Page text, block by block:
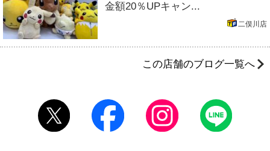
金額20％UPキャン...
二俣川店
この店舗のブログ一覧へ